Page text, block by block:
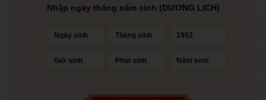
Nhập ngày tháng năm sinh (DƯƠNG LỊCH)